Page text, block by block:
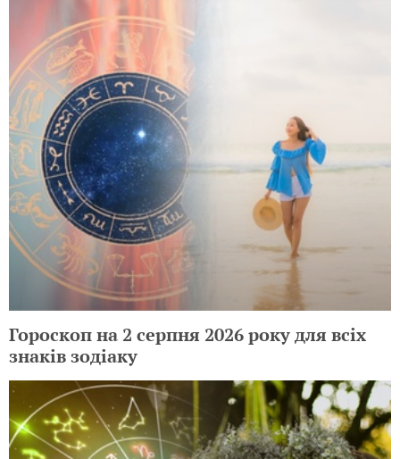
Гороскоп на 2 серпня 2026 року для всіх
знаків зодіаку